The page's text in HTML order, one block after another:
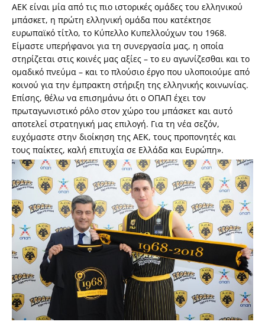
ΑΕΚ είναι μία από τις πιο ιστορικές ομάδες του ελληνικού
μπάσκετ, η πρώτη ελληνική ομάδα που κατέκτησε
ευρωπαϊκό τίτλο, το Κύπελλο Κυπελλούχων του 1968.
Είμαστε υπερήφανοι για τη συνεργασία μας, η οποία
στηρίζεται στις κοινές μας αξίες – το ευ αγωνίζεσθαι και το
ομαδικό πνεύμα – και το πλούσιο έργο που υλοποιούμε από
κοινού για την έμπρακτη στήριξη της ελληνικής κοινωνίας.
Επίσης, θέλω να επισημάνω ότι ο ΟΠΑΠ έχει τον
πρωταγωνιστικό ρόλο στον χώρο του μπάσκετ και αυτό
αποτελεί στρατηγική μας επιλογή. Για τη νέα σεζόν,
ευχόμαστε στην διοίκηση της ΑΕΚ, τους προπονητές και
τους παίκτες, καλή επιτυχία σε Ελλάδα και Ευρώπη».